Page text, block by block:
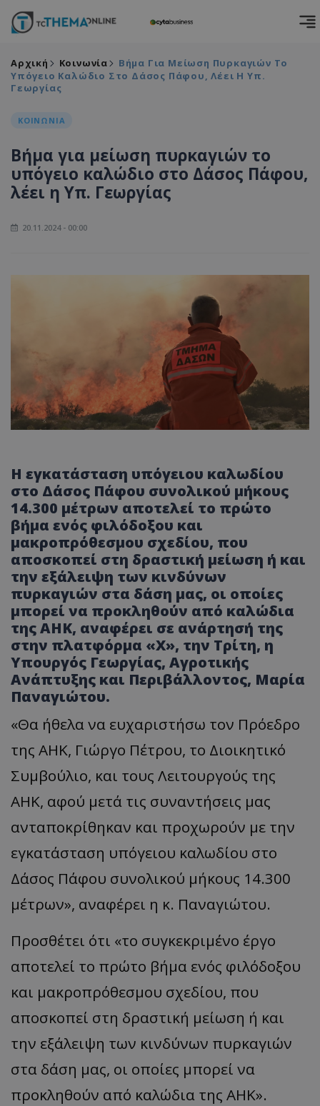
Αρχική Κοινωνία
Βήμα Για Μείωση Πυρκαγιών Το
Υπόγειο Καλώδιο Στο Δάσος Πάφου, Λέει Η Υπ.
Γεωργίας
ΚΟΙΝΩΝΙΑ
Βήμα για μείωση πυρκαγιών το
υπόγειο καλώδιο στο Δάσος Πάφου,
λέει η Υπ. Γεωργίας
20.11.2024 - 00:00
Η εγκατάσταση υπόγειου καλωδίου
στο Δάσος Πάφου συνολικού μήκους
14.300 μέτρων αποτελεί το πρώτο
βήμα ενός φιλόδοξου και
μακροπρόθεσμου σχεδίου, που
αποσκοπεί στη δραστική μείωση ή και
την εξάλειψη των κινδύνων
πυρκαγιών στα δάση μας, οι οποίες
μπορεί να προκληθούν από καλώδια
της ΑΗΚ, αναφέρει σε ανάρτησή της
στην πλατφόρμα «Χ», την Τρίτη, η
Υπουργός Γεωργίας, Αγροτικής
Ανάπτυξης και Περιβάλλοντος, Μαρία
Παναγιώτου.
«Θα ήθελα να ευχαριστήσω τον Πρόεδρο
της ΑΗΚ, Γιώργο Πέτρου, το Διοικητικό
Συμβούλιο, και τους Λειτουργούς της
ΑΗΚ, αφού μετά τις συναντήσεις μας
ανταποκρίθηκαν και προχωρούν με την
εγκατάσταση υπόγειου καλωδίου στο
Δάσος Πάφου συνολικού μήκους 14.300
μέτρων», αναφέρει η κ. Παναγιώτου.
Προσθέτει ότι «το συγκεκριμένο έργο
αποτελεί το πρώτο βήμα ενός φιλόδοξου
και μακροπρόθεσμου σχεδίου, που
αποσκοπεί στη δραστική μείωση ή και
την εξάλειψη των κινδύνων πυρκαγιών
στα δάση μας, οι οποίες μπορεί να
προκληθούν από καλώδια της ΑΗΚ».